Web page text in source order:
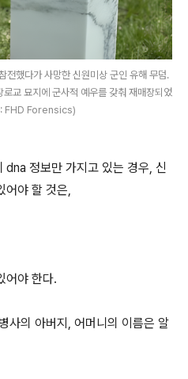
전했다가 사망한 신원미상 군인 유해 무덤.
교 묘지에 군사적 예우를 갖춰 재매장되었
: FHD Forensics)
dna 정보만 가지고 있는 경우, 신
어야 할 것은,
어야 한다.
사의 아버지, 어머니의 이름은 알